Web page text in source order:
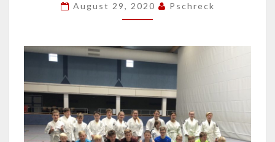
IN
(SACHSEN)
August 29, 2020 Pschreck